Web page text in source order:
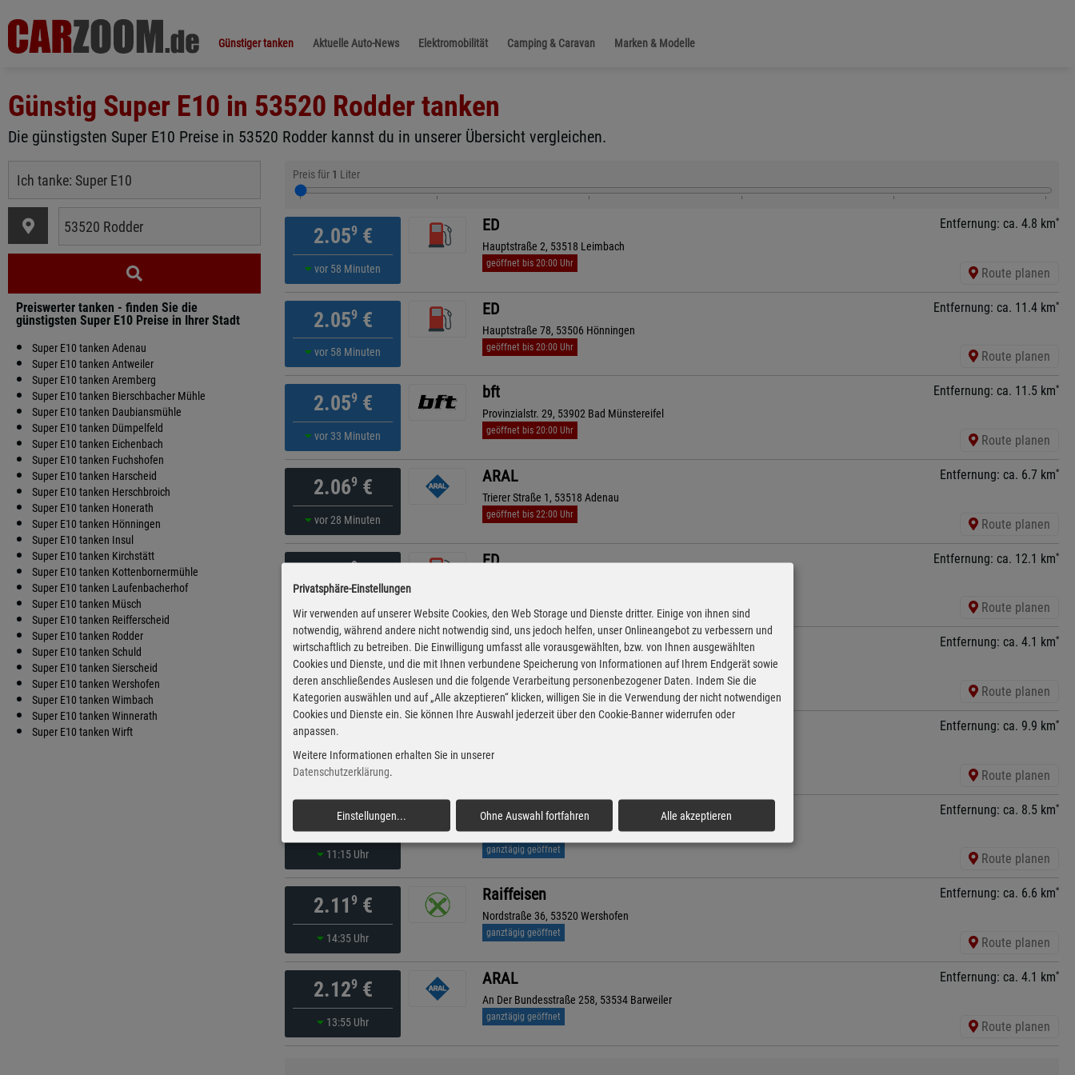
Günstiger tanken Aktuelle Auto-News Elektromobilität Camping & Caravan Marken & Modelle
Günstig Super E10 in 53520 Roddertanken
Die günstigsten Super E10 Preise in 53520 Rodder kannst du in unserer Übersicht vergleichen.
Preiswerter tanken - finden Sie die
günstigsten Super E10 Preise in Ihrer Stadt
Super E10 tanken Adenau
Super E10 tanken Antweiler
Super E10 tanken Aremberg
Super E10 tanken Bierschbacher Mühle
Super E10 tanken Daubiansmühle
Super E10 tanken Dümpelfeld
Super E10 tanken Eichenbach
Super E10 tanken Fuchshofen
Super E10 tanken Harscheid
Super E10 tanken Herschbroich
Super E10 tanken Honerath
Super E10 tanken Hönningen
Super E10 tanken Insul
Super E10 tanken Kirchstätt
Super E10 tanken Kottenbornermühle
Super E10 tanken Laufenbacherhof
Super E10 tanken Müsch
Super E10 tanken Reifferscheid
Super E10 tanken Rodder
Super E10 tanken Schuld
Super E10 tanken Sierscheid
Super E10 tanken Wershofen
Super E10 tanken Wimbach
Super E10 tanken Winnerath
Super E10 tanken Wirft
Preis für 1 Liter
2.059€
vor 58 Minuten
ED
Hauptstraße 2, 53518 Leimbach
geöffnet bis 20:00 Uhr
Entfernung: ca. 4.8 km*
Route planen
2.059€
vor 58 Minuten
ED
Hauptstraße 78, 53506 Hönningen
geöffnet bis 20:00 Uhr
Entfernung: ca. 11.4 km*
Route planen
2.059€
vor 33 Minuten
bft
Provinzialstr. 29, 53902 Bad Münstereifel
geöffnet bis 20:00 Uhr
Entfernung: ca. 11.5 km*
Route planen
2.069€
vor 28 Minuten
ARAL
Trierer Straße 1, 53518 Adenau
geöffnet bis 22:00 Uhr
Entfernung: ca. 6.7 km*
Route planen
2.079€ ED Entfernung: ca. 12.1 km*
Route planen
2.089€
vor 53 Minuten
CLASSIC
An Der B258, 53534 Barweiler
geöffnet bis 21:00 Uhr kürzeste Anfahrt
Entfernung: ca. 4.1 km*
Route planen
2.08
vor 58 Minuten
Entfernung: ca. 9.9 km*
Route planen
2.110€
11:15 Uhr
BFT
Adenauer Str. 5, 54578 Nohn
ganztägig geöffnet
Entfernung: ca. 8.5 km*
Route planen
2.11 9€
14:35 Uhr
Raiffeisen
Nordstraße 36, 53520 Wershofen
ganztägig geöffnet
Entfernung: ca. 6.6 km*
Route planen
2.129€
13:55 Uhr
ARAL
An Der Bundesstraße 258, 53534 Barweiler
ganztägig geöffnet
Entfernung: ca. 4.1 km*
Route planen
Privatsphäre-Einstellungen
Wir verwenden auf unserer Website Cookies, den Web Storage und Dienste dritter. Einige von ihnen sind
notwendig, während andere nicht notwendig sind, uns jedoch helfen, unser Onlineangebot zu verbessern und
wirtschaftlich zu betreiben. Die Einwilligung umfasst alle vorausgewählten, bzw. von Ihnen ausgewählten
Cookies und Dienste, und die mit Ihnen verbundene Speicherung von Informationen auf Ihrem Endgerät sowie
deren anschließendes Auslesen und die folgende Verarbeitung personenbezogener Daten. Indem Sie die
Kategorien auswählen und auf „Alle akzeptieren“ klicken, willigen Sie in die Verwendung der nicht notwendigen
Cookies und Dienste ein. Sie können Ihre Auswahl jederzeit über den Cookie-Banner widerrufen oder
anpassen.
Weitere Informationen erhalten Sie in unserer
Datenschutzerklärung.
Einstellungen... Ohne Auswahl fortfahren Alle akzeptieren